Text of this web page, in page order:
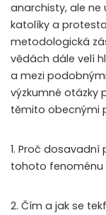
anarchisty, ale ne
katolíky a
metodologická
vědách dále velí
a mezi
výzkumné otázky
těmito obecnými
1. Proč
tohoto fenoménu
2. Čím a jak se